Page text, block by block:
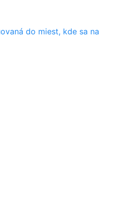
do miest, kde sa na